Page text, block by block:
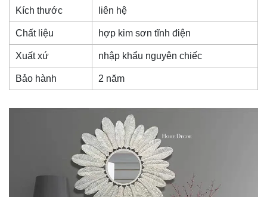
Kích thước liên hệ
Chất liệu hợp kim sơn tĩnh điện
Xuất xứ nhập khẩu nguyên chiếc
Bảo hành 2 năm